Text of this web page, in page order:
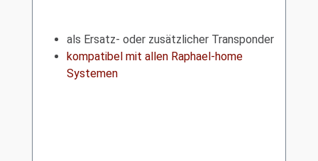
als Ersatz- oder zusätzlicher Transponder
kompatibel mit allen Raphael-home
Systemen